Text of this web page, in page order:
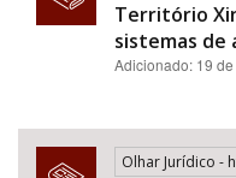
Território
sistemas de
Adicionado: 19
Olhar Jurídico -